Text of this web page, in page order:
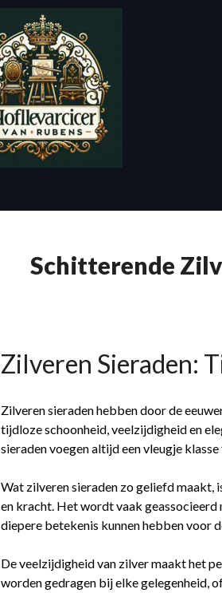
Schitterende
Zilveren Sieraden:
Zilveren sieraden hebben door de
tijdloze schoonheid, veelzijdigheid en
sieraden voegen altijd een vleugje
Wat zilveren sieraden zo geliefd maakt,
en kracht. Het wordt vaak geassocieerd
diepere betekenis kunnen hebben voor
De veelzijdigheid van zilver maakt het
worden gedragen bij elke gelegenheid,